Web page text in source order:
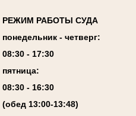
РЕЖИМ РАБОТЫ СУДА
понедельник - четверг:
08:30 - 17:30
пятница:
08:30 - 16:30
(обед 13:00-13:48)